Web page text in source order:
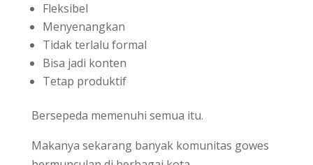
Fleksibel
Menyenangkan
Tidak terlalu formal
Bisa jadi konten
Tetap produktif
Bersepeda memenuhi semua itu.
Makanya sekarang banyak komunitas gowes